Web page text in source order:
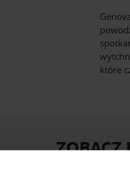
które
ZOBACZ